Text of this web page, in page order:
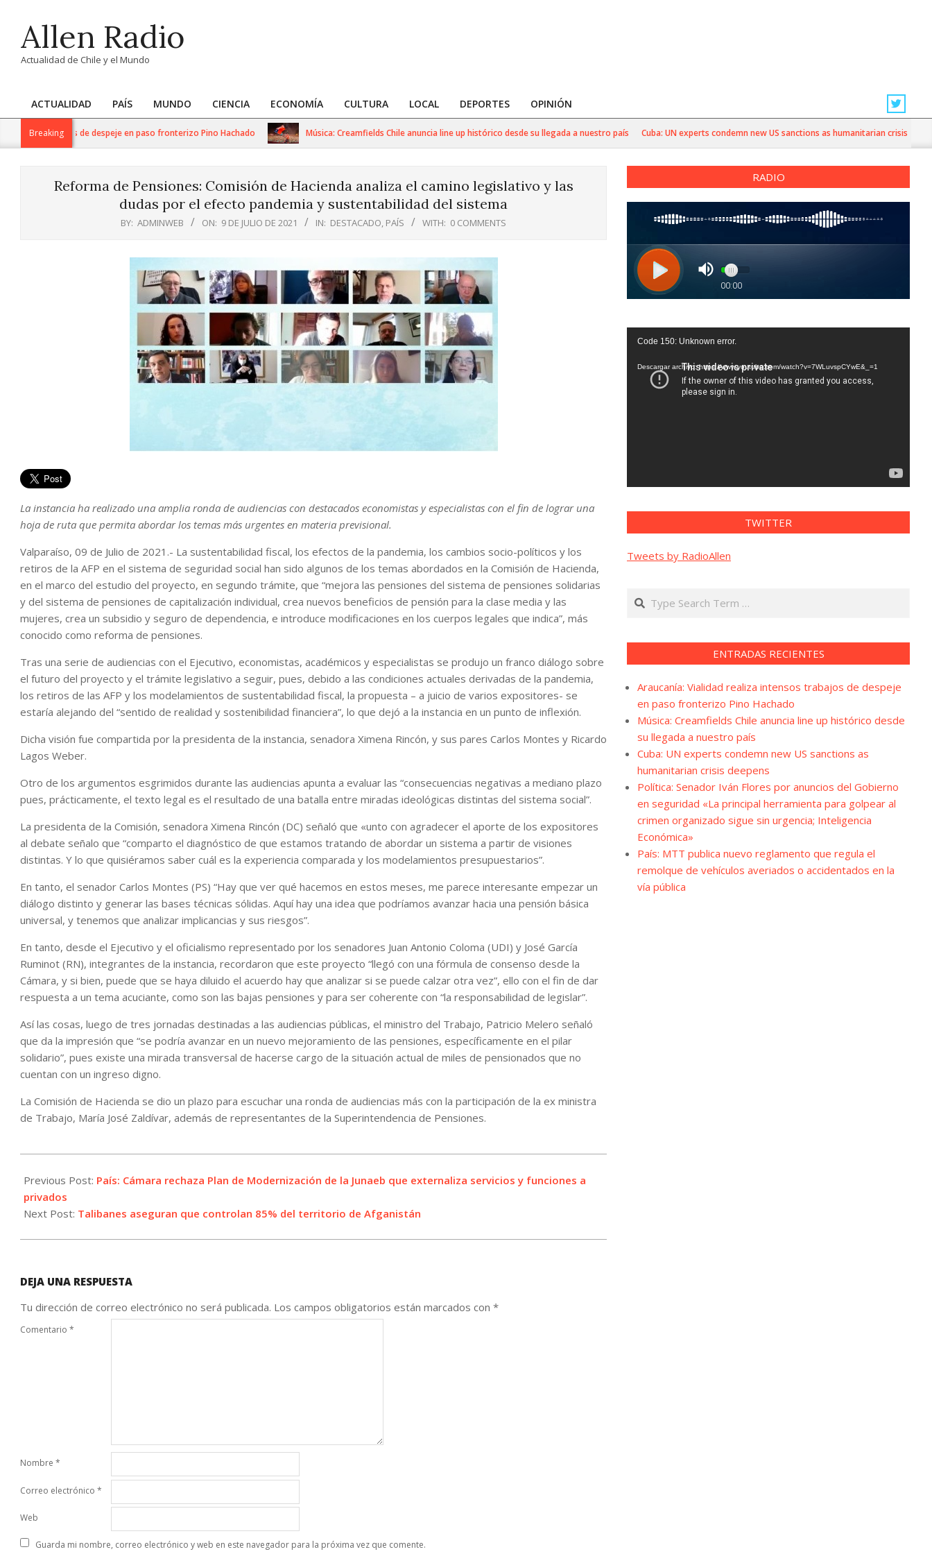
contentAllen Radio
Actualidad de Chile y el Mundo
Primary
Navigation
ACTUALIDAD PAÍS MUNDO CIENCIA ECONOMÍA CULTURA LOCAL DEPORTES OPINIÓN
Breaking
trabajos de despeje en paso fronterizo Pino Hachado Música: Creamfields Chile anuncia line up histórico desde su llegada a nuestro país Cuba: UN experts condemn new US sanctions as humanitarian crisis deepens
Reforma de Pensiones: Comisión de Hacienda analiza el camino legislativo y las
dudas por el efecto pandemia y sustentabilidad del sistema
BY: ADMINWEB ON: 9 DE JULIO DE 2021 IN: DESTACADO, PAÍS WITH: 0 COMMENTS
La instancia ha realizado una amplia ronda de audiencias con destacados economistas y especialistas con el fin de lograr una
hoja de ruta que permita abordar los temas más urgentes en materia previsional.
Valparaíso, 09 de Julio de 2021.- La sustentabilidad fiscal, los efectos de la pandemia, los cambios socio-políticos y los
retiros de la AFP en el sistema de seguridad social han sido algunos de los temas abordados en la Comisión de Hacienda,
en el marco del estudio del proyecto, en segundo trámite, que “mejora las pensiones del sistema de pensiones solidarias
y del sistema de pensiones de capitalización individual, crea nuevos beneficios de pensión para la clase media y las
mujeres, crea un subsidio y seguro de dependencia, e introduce modificaciones en los cuerpos legales que indica”, más
conocido como reforma de pensiones.
Tras una serie de audiencias con el Ejecutivo, economistas, académicos y especialistas se produjo un franco diálogo sobre
el futuro del proyecto y el trámite legislativo a seguir, pues, debido a las condiciones actuales derivadas de la pandemia,
los retiros de las AFP y los modelamientos de sustentabilidad fiscal, la propuesta – a juicio de varios expositores- se
estaría alejando del “sentido de realidad y sostenibilidad financiera”, lo que dejó a la instancia en un punto de inflexión.
Dicha visión fue compartida por la presidenta de la instancia, senadora Ximena Rincón, y sus pares Carlos Montes y Ricardo
Lagos Weber.
Otro de los argumentos esgrimidos durante las audiencias apunta a evaluar las “consecuencias negativas a mediano plazo
pues, prácticamente, el texto legal es el resultado de una batalla entre miradas ideológicas distintas del sistema social”.
La presidenta de la Comisión, senadora Ximena Rincón (DC) señaló que «unto con agradecer el aporte de los expositores
al debate señalo que “comparto el diagnóstico de que estamos tratando de abordar un sistema a partir de visiones
distintas. Y lo que quisiéramos saber cuál es la experiencia comparada y los modelamientos presupuestarios”.
En tanto, el senador Carlos Montes (PS) “Hay que ver qué hacemos en estos meses, me parece interesante empezar un
diálogo distinto y generar las bases técnicas sólidas. Aquí hay una idea que podríamos avanzar hacia una pensión básica
universal, y tenemos que analizar implicancias y sus riesgos”.
En tanto, desde el Ejecutivo y el oficialismo representado por los senadores Juan Antonio Coloma (UDI) y José García
Ruminot (RN), integrantes de la instancia, recordaron que este proyecto “llegó con una fórmula de consenso desde la
Cámara, y si bien, puede que se haya diluido el acuerdo hay que analizar si se puede calzar otra vez”, ello con el fin de dar
respuesta a un tema acuciante, como son las bajas pensiones y para ser coherente con “la responsabilidad de legislar”.
Así las cosas, luego de tres jornadas destinadas a las audiencias públicas, el ministro del Trabajo, Patricio Melero señaló
que da la impresión que “se podría avanzar en un nuevo mejoramiento de las pensiones, específicamente en el pilar
solidario”, pues existe una mirada transversal de hacerse cargo de la situación actual de miles de pensionados que no
cuentan con un ingreso digno.
La Comisión de Hacienda se dio un plazo para escuchar una ronda de audiencias más con la participación de la ex ministra
de Trabajo, María José Zaldívar, además de representantes de la Superintendencia de Pensiones.
07-
09
Previous Post: País: Cámara rechaza Plan de Modernización de la Junaeb que externaliza servicios y funciones a
privados
Next Post: Talibanes aseguran que controlan 85% del territorio de Afganistán
DEJA UNA RESPUESTA
Tu dirección de correo electrónico no será publicada. Los campos obligatorios están marcados con *
Comentario *
Nombre *
Correo electrónico *
Web
Guarda mi nombre, correo electrónico y web en este navegador para la próxima vez que comente.
RADIO
Reproductor
vídeo
Code 150: Unknown error.
Descargar archivo: https://www.youtube.com/watch?v=7WLuvspCYwE&_=1
TWITTER
Tweets by RadioAllen
Search
ENTRADAS RECIENTES
Araucanía: Vialidad realiza intensos trabajos de despeje
en paso fronterizo Pino Hachado
Música: Creamfields Chile anuncia line up histórico desde
su llegada a nuestro país
Cuba: UN experts condemn new US sanctions as
humanitarian crisis deepens
Política: Senador Iván Flores por anuncios del Gobierno
en seguridad «La principal herramienta para golpear al
crimen organizado sigue sin urgencia; Inteligencia
Económica»
País: MTT publica nuevo reglamento que regula el
remolque de vehículos averiados o accidentados en la
vía pública